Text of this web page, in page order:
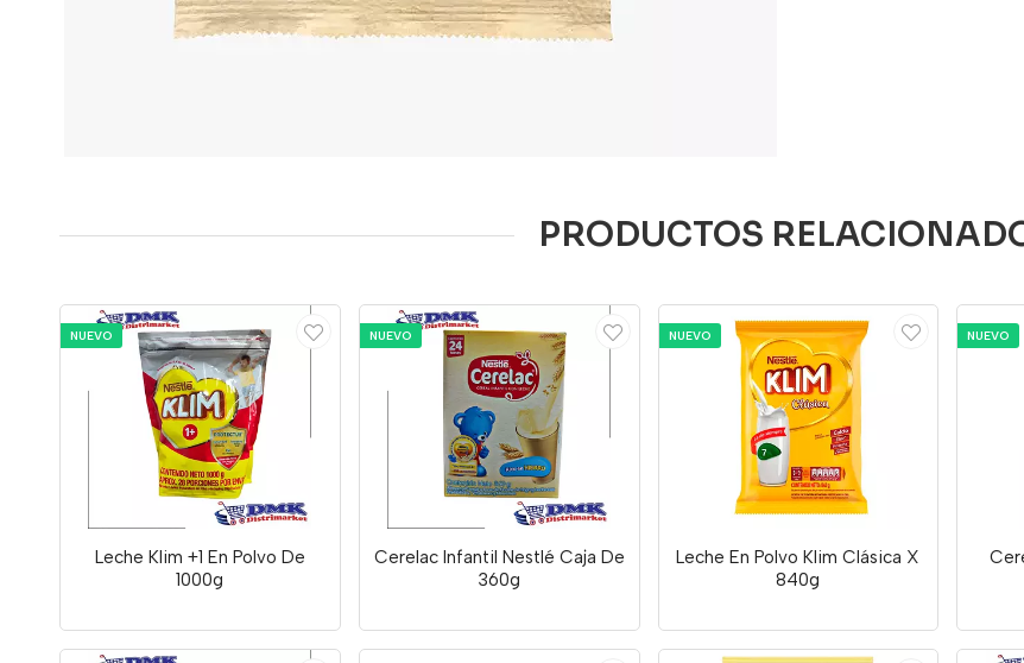
PRODUCTOS
NUEVO
Leche Klim +1 En Polvo De
1000g
NUEVO
Cerelac Infantil Nestlé Caja De
360g
NUEVO
Leche En Polvo Klim Clásica X
840g
NUEVO